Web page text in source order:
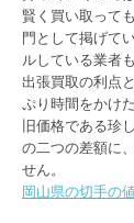
賢く買い取って
門として掲げて
ルしている業者
出張買取の利点
ぷり時間をかけ
旧価格である珍
の二つの差額に
せん。
岡山県の切手の